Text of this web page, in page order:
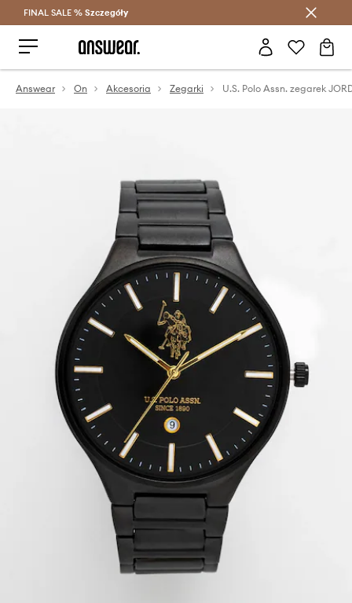
Oszczędzaj z Answear Club >
FINAL SALE % Szczegóły
Answear On Akcesoria Zegarki U.S. Polo Assn. zegarek